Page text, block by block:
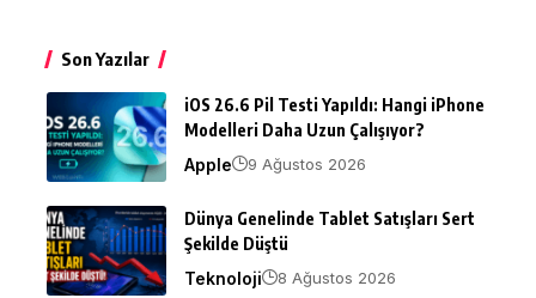
Son Yazılar
iOS 26.6 Pil Testi Yapıldı: Hangi iPhone
Modelleri Daha Uzun Çalışıyor?
Apple
9 Ağustos 2026
Dünya Genelinde Tablet Satışları Sert
Şekilde Düştü
Teknoloji
8 Ağustos 2026